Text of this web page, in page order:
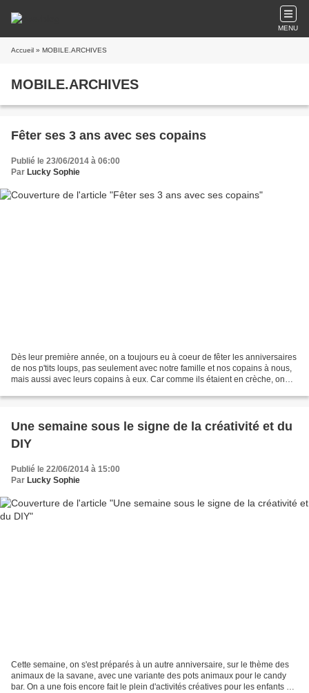
MENU
Accueil » MOBILE.ARCHIVES
MOBILE.ARCHIVES
Fêter ses 3 ans avec ses copains
Publié le 23/06/2014 à 06:00
Par Lucky Sophie
Dès leur première année, on a toujours eu à coeur de fêter les anniversaires
de nos p'tits loups, pas seulement avec notre famille et nos copains à nous,
mais aussi avec leurs copains à eux. Car comme ils étaient en crèche, on
Une semaine sous le signe de la créativité et du
DIY
Publié le 22/06/2014 à 15:00
Par Lucky Sophie
Cette semaine, on s'est préparés à un autre anniversaire, sur le thème des
animaux de la savane, avec une variante des pots animaux pour le candy
bar. On a une fois encore fait le plein d'activités créatives pour les enfants à